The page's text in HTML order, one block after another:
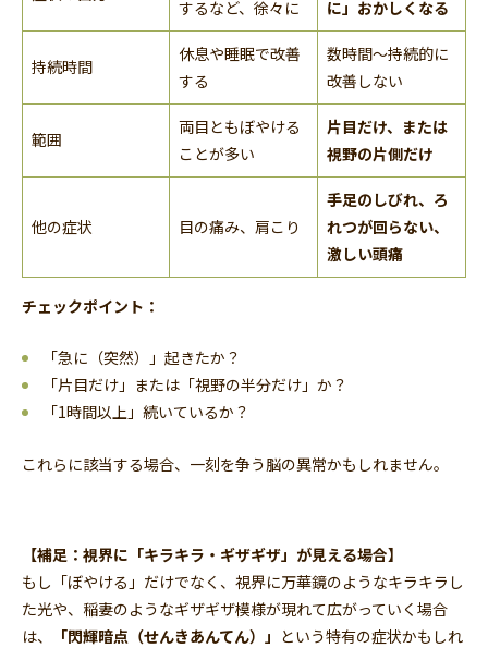
するなど、徐々に
に」おかしくなる
持続時間
休息や睡眠で改善
する
数時間〜持続的に
改善しない
範囲
両目ともぼやける
ことが多い
片目だけ、または
視野の片側だけ
他の症状 目の痛み、肩こり
手足のしびれ、ろ
れつが回らない、
激しい頭痛
チェックポイント：
「急に（突然）」起きたか？
「片目だけ」または「視野の半分だけ」か？
「1時間以上」続いているか？
これらに該当する場合、一刻を争う脳の異常かもしれません。
【補足：視界に「キラキラ・ギザギザ」が見える場合】
もし「ぼやける」だけでなく、視界に万華鏡のようなキラキラし
た光や、稲妻のようなギザギザ模様が現れて広がっていく場合
は、
「閃輝暗点（せんきあんてん）」 という特有の症状かもしれ